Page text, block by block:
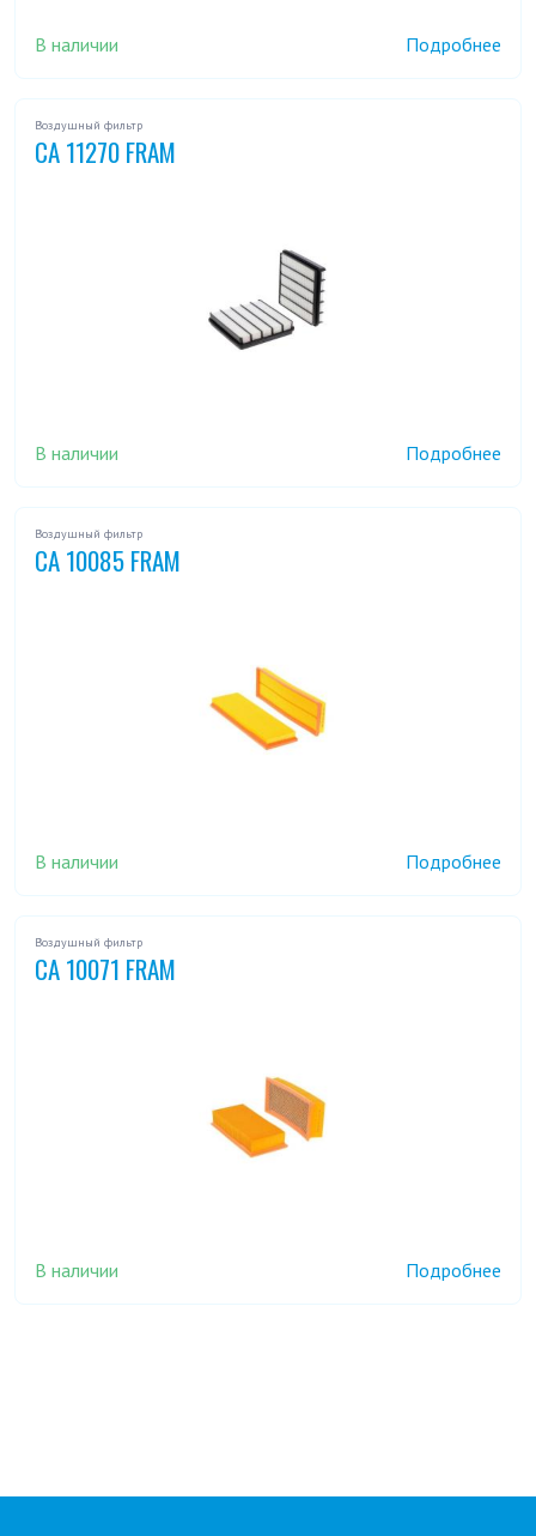
В наличии Подробнее
Воздушный фильтр
CA 11270 FRAM
В наличии Подробнее
Воздушный фильтр
CA 10085 FRAM
В наличии Подробнее
Воздушный фильтр
CA 10071 FRAM
В наличии Подробнее